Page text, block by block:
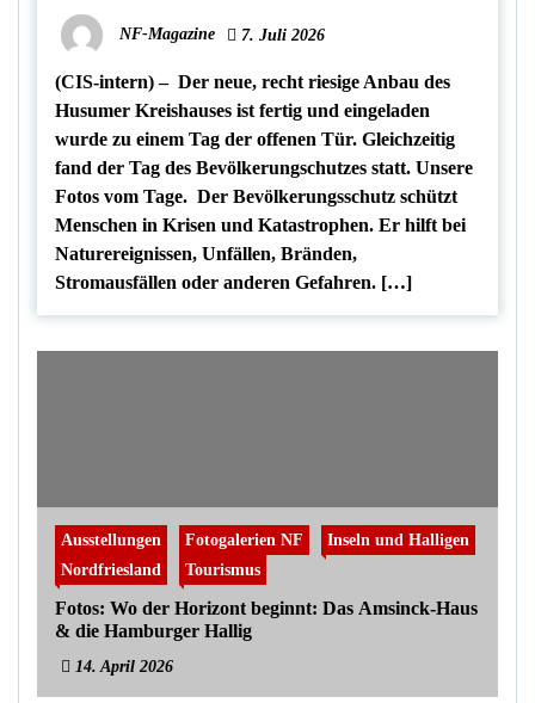
NF-Magazine 7. Juli 2026
(CIS-intern) – Der neue, recht riesige Anbau des
Husumer Kreishauses ist fertig und eingeladen
wurde zu einem Tag der offenen Tür. Gleichzeitig
fand der Tag des Bevölkerungschutzes statt. Unsere
Fotos vom Tage. Der Bevölkerungsschutz schützt
Menschen in Krisen und Katastrophen. Er hilft bei
Naturereignissen, Unfällen, Bränden,
Stromausfällen oder anderen Gefahren. […]
Ausstellungen Fotogalerien NF
Inseln und Halligen
Nordfriesland
Tourismus
Fotos: Wo der Horizont beginnt: Das Amsinck-Haus
& die Hamburger Hallig
14. April 2026